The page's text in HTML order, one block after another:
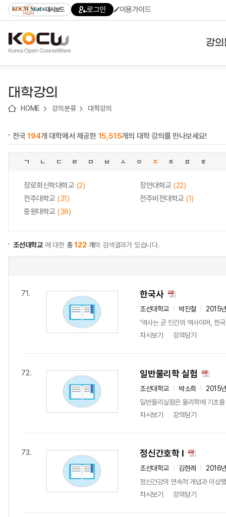
기
기
기
content)
가
대시보드 로그인 이용가이드
강
대학강의
HOME 강의분류 대학강의
전국194개 대학에서 제공한 15,515개의 대학 강의를 만나보세요!
ㄱ ㄴ ㄷ ㄹ ㅁ ㅂ ㅅ ㅇ ㅈ ㅊ ㅍ ㅎ
장로회신학대학교 (2) 장안대학교 (22)
전주대학교 (31) 전주비전대학교 (1)
중원대학교 (38)
조선대학교 에 대한 총122 개의 검색결과가 있습니다.
71. 한국사
조선대학교 박진철
2015
‘역사는 곧 인간의 역사이며, 한
차시보기
강의담기
72. 일반물리학 실험
조선대학교 박소희
2015
일반물리실험은 물리학에 기초
차시보기
강의담기
73. 정신간호학 I
조선대학교 김현례
2016
정신건강의 연속적 개념과 이상
차시보기
강의담기